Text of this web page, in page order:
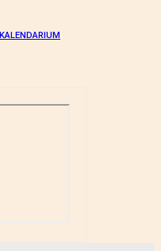
KALENDARIUM